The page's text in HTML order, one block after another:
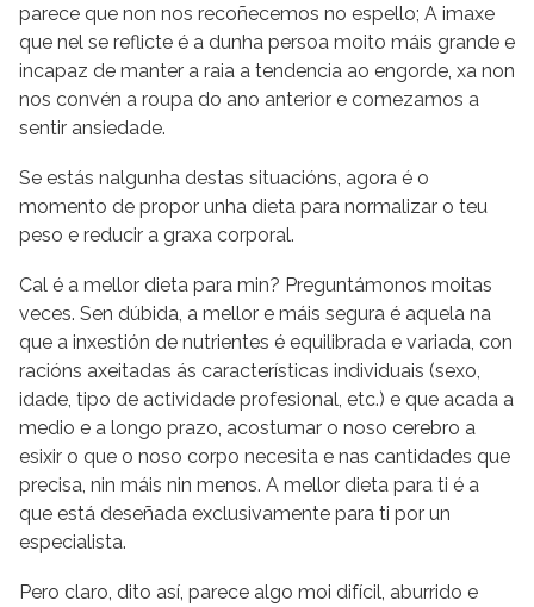
parece que non nos recoñecemos no espello; A imaxe
que nel se reflicte é a dunha persoa moito máis grande e
incapaz de manter a raia a tendencia ao engorde, xa non
nos convén a roupa do ano anterior e comezamos a
sentir ansiedade.
Se estás nalgunha destas situacións, agora é o
momento de propor unha dieta para normalizar o teu
peso e reducir a graxa corporal.
Cal é a mellor dieta para min? Preguntámonos moitas
veces. Sen dúbida, a mellor e máis segura é aquela na
que a inxestión de nutrientes é equilibrada e variada, con
racións axeitadas ás características individuais (sexo,
idade, tipo de actividade profesional, etc.) e que acada a
medio e a longo prazo, acostumar o noso cerebro a
esixir o que o noso corpo necesita e nas cantidades que
precisa, nin máis nin menos. A mellor dieta para ti é a
que está deseñada exclusivamente para ti por un
especialista.
Pero claro, dito así, parece algo moi difícil, aburrido e